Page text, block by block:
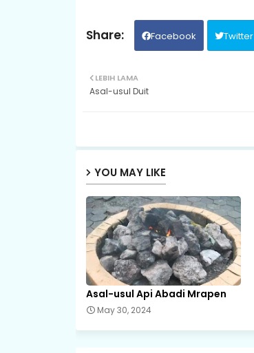
Facebook Twitter
LEBIH LAMA
Asal-usul Duit
YOU MAY LIKE
Asal-usul Api Abadi Mrapen
May 30, 2024